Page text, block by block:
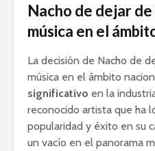
Nacho de dejar
música en el
La decisión de Nacho de
música en el ámbito
significativo en la
reconocido artista que ha
popularidad y éxito en su
un vacío en el panorama